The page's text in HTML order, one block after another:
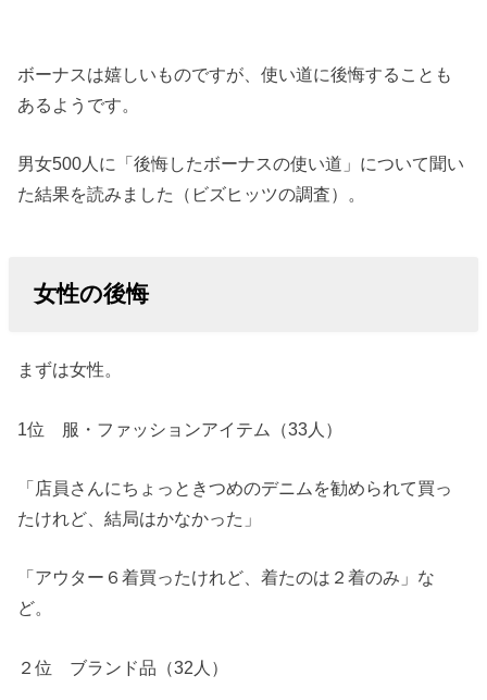
ボーナスは嬉しいものですが、使い道に後悔することも
あるようです。
男女500人に「後悔したボーナスの使い道」について聞い
た結果を読みました（ビズヒッツの調査）。
女性の後悔
まずは女性。
1位 服・ファッションアイテム（33人）
「店員さんにちょっときつめのデニムを勧められて買っ
たけれど、結局はかなかった」
「アウター６着買ったけれど、着たのは２着のみ」な
ど。
２位 ブランド品（32人）